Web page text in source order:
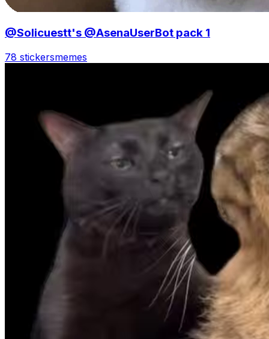
@Solicuestt's @AsenaUserBot pack 1
78 stickersmemes